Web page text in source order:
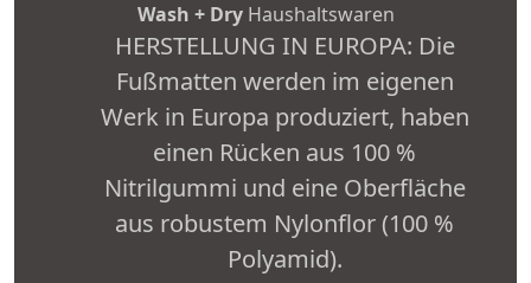
Wash + DryHaushaltswaren
HERSTELLUNG IN EUROPA: Die
Fußmatten werden im eigenen
Werk in Europa produziert, haben
einen Rücken aus 100 %
Nitrilgummi und eine Oberfläche
aus robustem Nylonflor (100 %
Polyamid).